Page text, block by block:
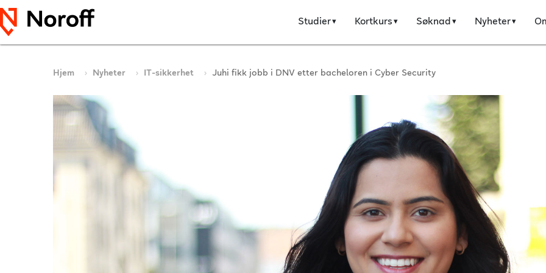
Studier Kortkurs Søknad Nyheter
Hjem Nyheter IT-sikkerhet Juhi fikk jobb i DNV etter bacheloren i Cyber Security